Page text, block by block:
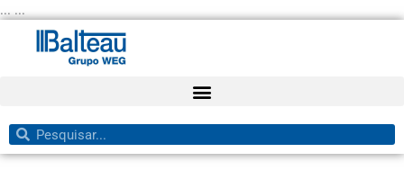
... ...
para
conteúdo
Pesquisar
Pesquisar